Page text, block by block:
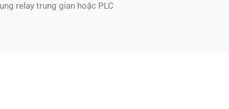
relay trung gian hoặc PLC